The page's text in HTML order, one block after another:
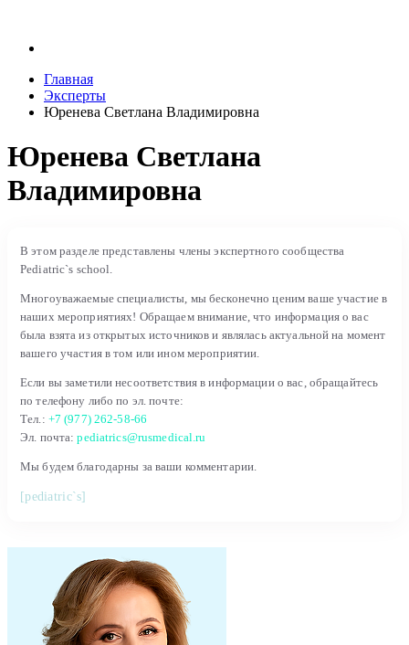
Главная
Эксперты
Юренева Светлана Владимировна
Юренева Светлана
Владимировна
В этом разделе представлены члены экспертного сообщества
Pediatric`s school.
Многоуважаемые специалисты, мы бесконечно ценим ваше участие в
наших мероприятиях! Обращаем внимание, что информация о вас
была взята из открытых источников и являлась актуальной на момент
вашего участия в том или ином мероприятии.
Если вы заметили несоответствия в информации о вас, обращайтесь
по телефону либо по эл. почте:
Тел.: +7 (977) 262-58-66
Эл. почта:pediatrics@rusmedical.ru
Мы будем благодарны за ваши комментарии.
[pediatric`s]